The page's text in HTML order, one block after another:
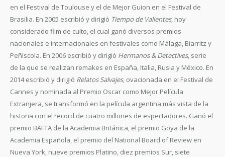
en el Festival de Toulouse y el de Mejor Guion en el Festival de
Brasilia. En 2005 escribió y dirigió Tiempo de Valientes, hoy
considerado film de culto, el cual ganó diversos premios
nacionales e internacionales en festivales como Málaga, Biarritz y
Peñíscola. En 2006 escribió y dirigió Hermanos & Detectives, serie
de la que se realizan remakes en España, Italia, Rusia y México. En
2014 escribió y dirigió Relatos Salvajes, ovacionada en el Festival de
Cannes y nominada al Premio Oscar como Mejor Película
Extranjera, se transformó en la película argentina más vista de la
historia con el record de cuatro millones de espectadores. Ganó el
premio BAFTA de la Academia Británica, el premio Goya de la
Academia Española, el premio del National Board of Review en
Nueva York, nueve premios Platino, diez premios Sur, siete